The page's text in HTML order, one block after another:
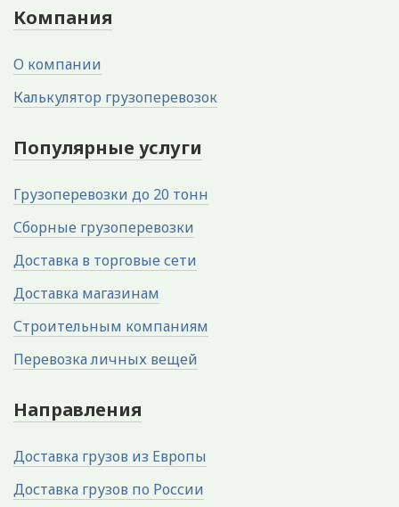
Компания
О компании
Калькулятор грузоперевозок
Популярные услуги
Грузоперевозки до 20 тонн
Сборные грузоперевозки
Доставка в торговые сети
Доставка магазинам
Строительным компаниям
Перевозка личных вещей
Направления
Доставка грузов из Европы
Доставка грузов по России